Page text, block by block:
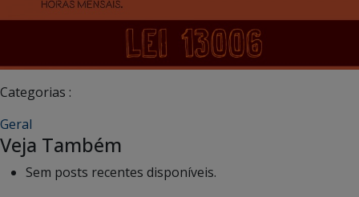
Categorias :
Geral
Veja Também
Sem posts recentes disponíveis.